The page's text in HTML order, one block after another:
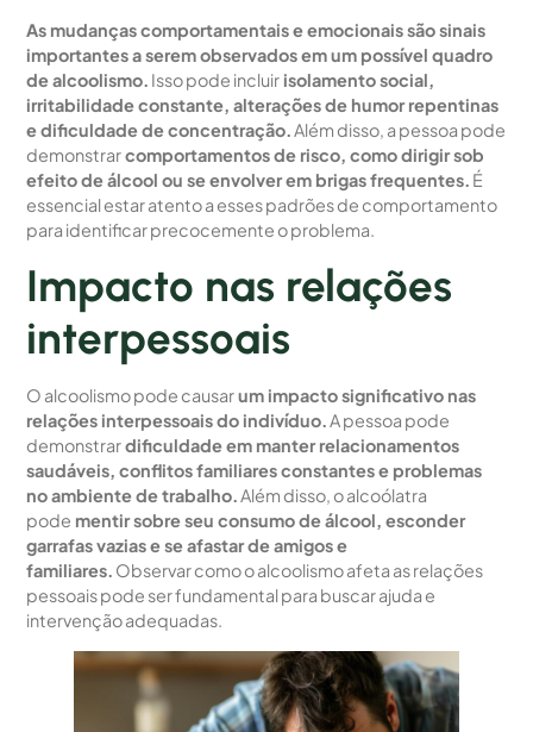
As mudanças comportamentais e emocionais são sinais
importantes a serem observados em um possível quadro
de alcoolismo. Isso pode incluir isolamento social,
irritabilidade constante, alterações de humor repentinas
e dificuldade de concentração.Além disso, a pessoa pode
demonstrarcomportamentos de risco, como dirigir sob
efeito de álcool ou se envolver em brigas frequentes. É
essencial estar atento a esses padrões de comportamento
para identificar precocemente o problema.
Impacto nas relações
interpessoais
O alcoolismo pode causarum impacto significativo nas
relações interpessoais do indivíduo.A pessoa pode
demonstrardificuldade em manter relacionamentos
saudáveis, conflitos familiares constantes e problemas
no ambiente de trabalho.Além disso, o alcoólatra
pode mentir sobre seu consumo de álcool, esconder
garrafas vazias e se afastar de amigos e
familiares. Observar como o alcoolismo afeta as relações
pessoais pode ser fundamental para buscar ajuda e
intervenção adequadas.